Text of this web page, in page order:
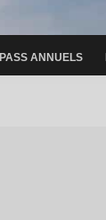
PASS ANNUELS